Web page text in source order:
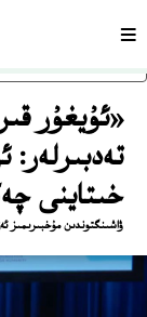
ئاساسلىقسەھىپە
«‪ئۇيغۇر
تەدبىرلەر:
خىتاينى
ۋاشىنگتوندىن مۇخبىرىمىز